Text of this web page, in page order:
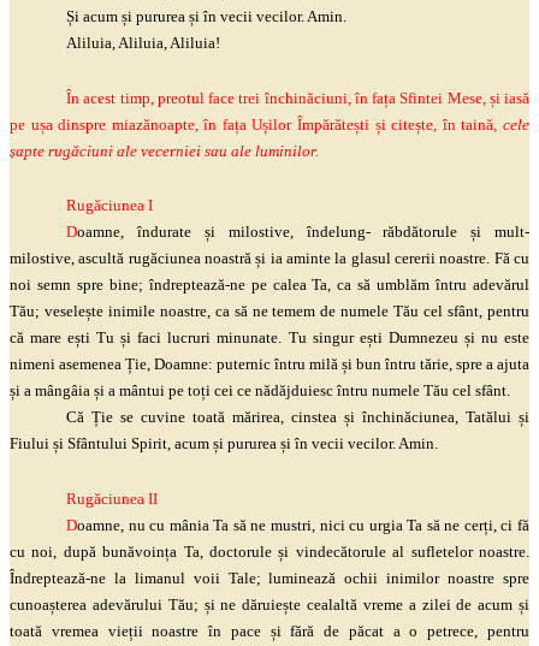
Și acum și pururea și în vecii vecilor. Amin.
Aliluia, Aliluia, Aliluia!
În acest timp, preotul face trei închinăciuni, în fața Sfintei Mese, și iasă
pe ușa dinspre miazănoapte, în fața Ușilor Împărătești și citește, în taină, cele
șapte rugăciuni ale vecerniei sau ale luminilor.
Rugăciunea I
Doamne, îndurate și milostive, îndelung-răbdătorule și mult-
milostive, ascultă rugăciunea noastră și ia aminte la glasul cererii noastre. Fă cu
noi semn spre bine;îndreptează-ne pe calea Ta, ca să umblăm întru adevărul
Tău; veselește inimile noastre, ca să ne temem de numele Tău cel sfânt, pentru
că mare ești Tu și faci lucruri minunate. Tu singur ești Dumnezeu și nu este
nimeni asemenea Ție, Doamne: puternic întru milă și bun întru tărie, spre a ajuta
și a mângâia și a mântui pe toți cei ce nădăjduiesc întru numele Tău cel sfânt.
Că Ție se cuvine toată mărirea, cinstea și închinăciunea, Tatălui și
Fiului și Sfântului Spirit, acum și pururea și în vecii vecilor. Amin.
Rugăciunea II
Doamne, nu cu mânia Ta să ne mustri, nici cu urgia Ta să ne cerți, ci fă
cu noi, după bunăvoința Ta, doctorule și vindecătoruleal sufletelor noastre.
Îndreptează-ne la limanul voii Tale; luminează ochii inimilor noastre spre
cunoașterea adevărului Tău; și ne dăruiește cealaltă vreme a zilei de acum și
toată vremea vieții noastre în pace și fără de păcat a o petrece, pentru